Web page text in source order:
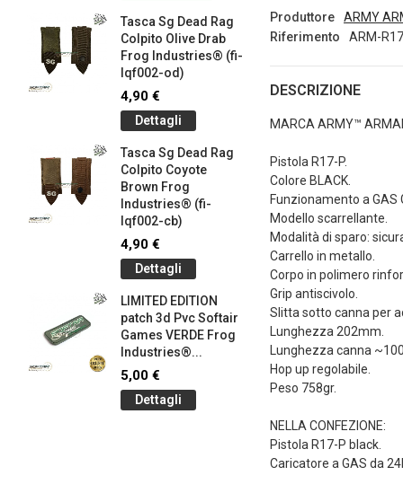
Produttore
ARMY
Riferimento
ARM-
DESCRIZIONE
MARCA ARMY™
Pistola R17-P.
Colore BLACK.
Funzionamento a GAS
Modello scarrellante.
Modalità di sparo:
Carrello in metallo.
Corpo in polimero
Grip antiscivolo.
Slitta sotto canna per
Lunghezza 202mm.
Lunghezza canna
Hop up regolabile.
Peso 758gr.
NELLA CONFEZIONE:
Pistola R17-P black.
Caricatore a GAS da
Tasca Sg Dead Rag
Colpito Olive Drab
Frog Industries® (fi-
lqf002-od)
4,90 €
Dettagli
Tasca Sg Dead Rag
Colpito Coyote
Brown Frog
Industries® (fi-
lqf002-cb)
4,90 €
Dettagli
LIMITED EDITION
patch 3d Pvc Softair
Games VERDE Frog
Industries®...
5,00 €
Dettagli
d.c.
4,90 €
Silicone
Olive
1,00 €
Silicone
Coyote
Dettagli